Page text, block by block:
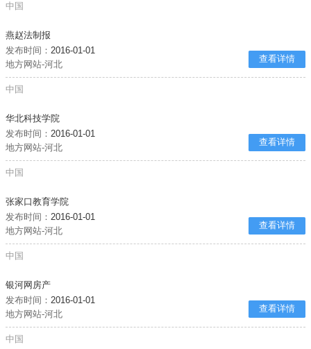
中国
燕赵法制报
发布时间：2016-01-01
地方网站-河北
查看详情
中国
华北科技学院
发布时间：2016-01-01
地方网站-河北
查看详情
中国
张家口教育学院
发布时间：2016-01-01
地方网站-河北
查看详情
中国
银河网房产
发布时间：2016-01-01
地方网站-河北
查看详情
中国